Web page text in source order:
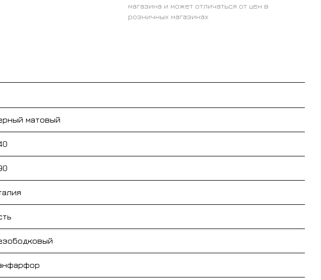
магазина и может отличаться от цен в
розничных магазинах
матовый